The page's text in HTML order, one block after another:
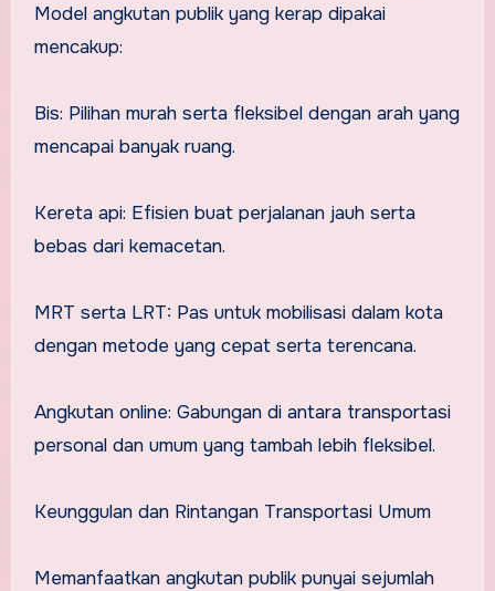
Model angkutan publik yang kerap dipakai
mencakup:
Bis: Pilihan murah serta fleksibel dengan arah yang
mencapai banyak ruang.
Kereta api: Efisien buat perjalanan jauh serta
bebas dari kemacetan.
MRT serta LRT: Pas untuk mobilisasi dalam kota
dengan metode yang cepat serta terencana.
Angkutan online: Gabungan di antara transportasi
personal dan umum yang tambah lebih fleksibel.
Keunggulan dan Rintangan Transportasi Umum
Memanfaatkan angkutan publik punyai sejumlah